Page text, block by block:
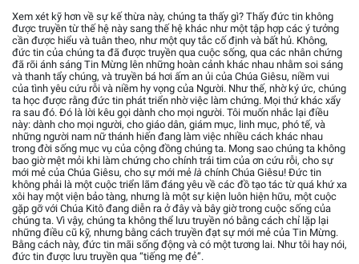
Xem xét kỹ hơn về sự kế thừa này, chúng ta thấy gì? Thấy đức tin không
được truyền từ thế hệ này sang thế hệ khác như một tập hợp các ý tưởng
cần được hiểu và tuân theo, như một quy tắc cố định và bất hủ. Không,
đức tin của chúng ta đã được truyền qua cuộc sống, qua các nhân chứng
đã rõi ánh sáng Tin Mừng lên những hoàn cảnh khác nhau nhằm soi sáng
và thanh tẩy chúng, và truyền bá hơi ấm an ủi của Chúa Giêsu, niềm vui
của tình yêu cứu rỗi và niềm hy vọng của Người. Như thế, nhờ ký ức, chúng
ta học được rằng đức tin phát triển nhờ việc làm chứng. Mọi thứ khác xẩy
ra sau đó. Đó là lời kêu gọi dành cho mọi người. Tôi muốn nhắc lại điều
này: dành cho mọi người, cho giáo dân, giám mục, linh mục, phó tế, và
những người nam nữ thánh hiến đang làm việc nhiều cách khác nhau
trong đời sống mục vụ của cộng đồng chúng ta. Mong sao chúng ta không
bao giờ mệt mỏi khi làm chứng cho chính trái tim của ơn cứu rỗi, cho sự
mới mẻ của Chúa Giêsu, cho sự mới mẻ là chính Chúa Giêsu! Đức tin
không phải là một cuộc triển lãm đáng yêu về các đồ tạo tác từ quá khứ xa
xôi hay một viện bảo tàng, nhưng là một sự kiện luôn hiện hữu, một cuộc
gặp gỡ với Chúa Kitô đang diễn ra ở đây và bây giờ trong cuộc sống của
chúng ta. Vì vậy, chúng ta không thể lưu truyền nó bằng cách chỉ lặp lại
những điều cũ kỹ, nhưng bằng cách truyền đạt sự mới mẻ của Tin Mừng.
Bằng cách này, đức tin mãi sống động và có một tương lai. Như tôi hay nói,
đức tin được lưu truyền qua “tiếng mẹ đẻ”.